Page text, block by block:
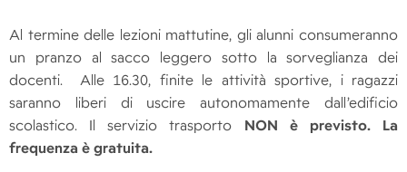
Al termine delle lezioni mattutine, gli alunni consumeranno
un pranzo al sacco leggero sotto la sorveglianza dei
docenti. Alle 16.30, finite le attività sportive, i ragazzi
saranno liberi di uscire autonomamente dall’edificio
scolastico. Il servizio trasporto NON è previsto. La
frequenza è gratuita.